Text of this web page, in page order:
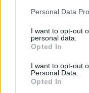
Personal Data
I want to opt-out
personal data.
Opted In
I want to opt-out
Personal Data.
Opted In
Δήμας για ΒΟΑΚ:
ασφάλειας"- Δείτε
18:00
ΚΚΕ: Αποκομμένη
οι Κρητικοί έχουν